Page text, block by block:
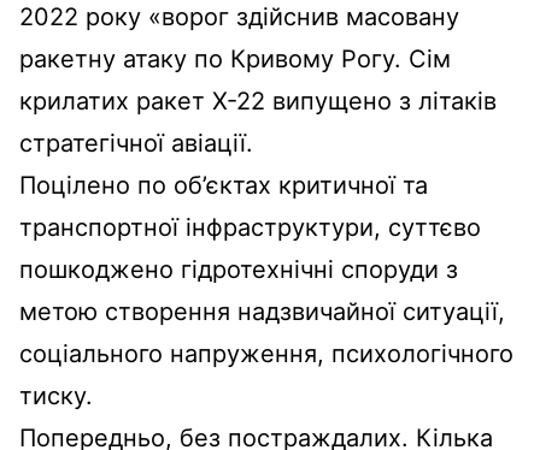
2022 року «ворог здійснив масовану
ракетну атаку по Кривому Рогу. Сім
крилатих ракет Х-22 випущено з літаків
стратегічної авіації.
Поцілено по об’єктах критичної та
транспортної інфраструктури, суттєво
пошкоджено гідротехнічні споруди з
метою створення надзвичайної ситуації,
соціального напруження, психологічного
тиску.
Попередньо, без постраждалих. Кілька